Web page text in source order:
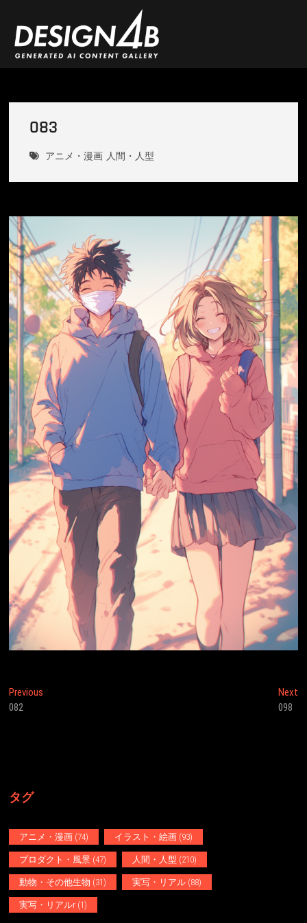
content
083
アニメ・漫画 人間・人型
投
稿
ー
シ
ョ
ン
Previous
082
Next
098
タグ
アニメ・漫画 (74) イラスト・絵画 (93)
プロダクト・風景 (47) 人間・人型 (210)
動物・その他生物 (31) 実写・リアル (88)
実写・リアルr (1)